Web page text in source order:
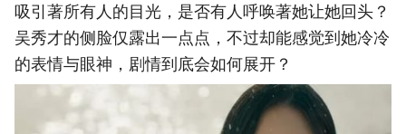
吸引著所有人的目光，是否有人呼唤著她让她回头？
吴秀才的侧脸仅露出一点点，不过却能感觉到她冷冷
的表情与眼神，剧情到底会如何展开？